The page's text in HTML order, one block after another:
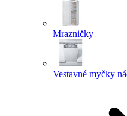
Mrazničky
Vestavné myčky